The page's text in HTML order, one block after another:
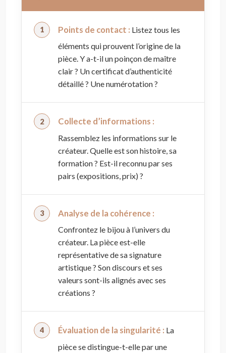
Points de contact : Listez tous les
éléments qui prouvent l’origine de la
pièce. Y a-t-il un poinçon de maître
clair ? Un certificat d’authenticité
détaillé ? Une numérotation ?
Collecte d’informations :
Rassemblez les informations sur le
créateur. Quelle est son histoire, sa
formation ? Est-il reconnu par ses
pairs (expositions, prix) ?
Analyse de la cohérence :
Confrontez le bijou à l’univers du
créateur. La pièce est-elle
représentative de sa signature
artistique ? Son discours et ses
valeurs sont-ils alignés avec ses
créations ?
Évaluation de la singularité : La
pièce se distingue-t-elle par une